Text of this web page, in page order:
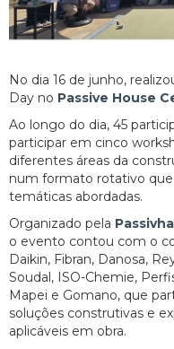
No dia 16 de junho,
Day no Passive House
Ao longo do dia, 45
participar em cinco
diferentes áreas da
num formato rotativo
temáticas abordadas.
Organizado pela
o evento contou com o
Daikin, Fibran, Danosa,
Soudal, ISO-Chemie,
Mapei e Gomano, que
soluções construtivas e
aplicáveis em obra.